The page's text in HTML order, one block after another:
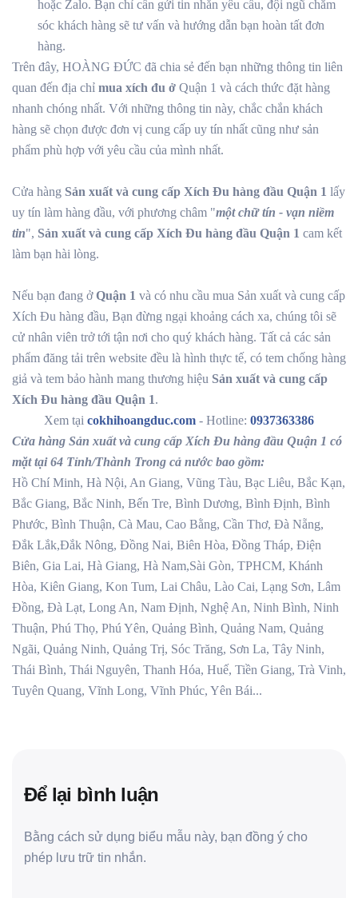
hoặc Zalo. Bạn chỉ cần gửi tin nhắn yêu cầu, đội ngũ chăm
sóc khách hàng sẽ tư vấn và hướng dẫn bạn hoàn tất đơn
hàng.
Trên đây, HOÀNG ĐỨC đã chia sẻ đến bạn những thông tin liên
quan đến địa chỉ mua xích đu ở Quận 1 và cách thức đặt hàng
nhanh chóng nhất. Với những thông tin này, chắc chắn khách
hàng sẽ chọn được đơn vị cung cấp uy tín nhất cũng như sản
phẩm phù hợp với yêu cầu của mình nhất.
Cửa hàng Sản xuất và cung cấp Xích Đu hàng đầu Quận 1 lấy
uy tín làm hàng đầu, với phương châm "một chữ tín - vạn niềm
tin", Sản xuất và cung cấp Xích Đu hàng đầu Quận 1 cam kết
làm bạn hài lòng.
Nếu bạn đang ởQuận 1 và có nhu cầu mua Sản xuất và cung cấp
Xích Đu hàng đầu, Bạn đừng ngại khoảng cách xa, chúng tôi sẽ
cử nhân viên trở tới tận nơi cho quý khách hàng. Tất cả các sản
phẩm đăng tải trên website đều là hình thực tế, có tem chống hàng
giả và tem bảo hành mang thương hiệu Sản xuất và cung cấp
Xích Đu hàng đầu Quận 1.
Xem tại cokhihoangduc.com - Hotline: 0937363386
Cửa hàng Sản xuất và cung cấp Xích Đu hàng đầu Quận 1 có
mặt tại 64 Tỉnh/Thành Trong cả nước bao gồm:
Hồ Chí Minh, Hà Nội, An Giang, Vũng Tàu, Bạc Liêu, Bắc Kạn,
Bắc Giang, Bắc Ninh, Bến Tre, Bình Dương, Bình Định, Bình
Phước, Bình Thuận, Cà Mau, Cao Bằng, Cần Thơ, Đà Nẵng,
Đắk Lắk,Đắk Nông, Đồng Nai, Biên Hòa, Đồng Tháp, Điện
Biên, Gia Lai, Hà Giang, Hà Nam,Sài Gòn, TPHCM, Khánh
Hòa, Kiên Giang, Kon Tum, Lai Châu, Lào Cai, Lạng Sơn, Lâm
Đồng, Đà Lạt, Long An, Nam Định, Nghệ An, Ninh Bình, Ninh
Thuận, Phú Thọ, Phú Yên, Quảng Bình, Quảng Nam, Quảng
Ngãi, Quảng Ninh, Quảng Trị, Sóc Trăng, Sơn La, Tây Ninh,
Thái Bình, Thái Nguyên, Thanh Hóa, Huế, Tiền Giang, Trà Vinh,
Tuyên Quang, Vĩnh Long, Vĩnh Phúc, Yên Bái...
Để lại bình luận
Bằng cách sử dụng biểu mẫu này, bạn đồng ý cho
phép lưu trữ tin nhắn.